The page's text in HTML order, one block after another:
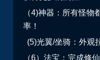
（4)神器：所有怪物
率！
(5)光翼/坐骑：外观
（6）法宝：完成修